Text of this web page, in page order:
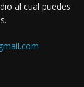
al cual puedes